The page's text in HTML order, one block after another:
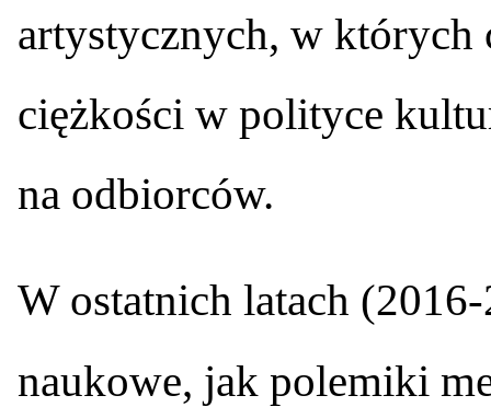
artystycznych, w których
ciężkości w polityce
na odbiorców.
W ostatnich latach
naukowe, jak polemiki